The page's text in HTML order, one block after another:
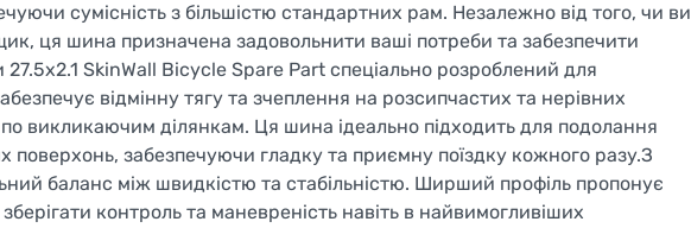
сумісність з більшістю стандартних рам. Незалежно від того, чи ви
ця шина призначена задовольнити ваші потреби та забезпечити
SkinWall Bicycle Spare Part спеціально розроблений для
відмінну тягу та зчеплення на розсипчастих та нерівних
викликаючим ділянкам. Ця шина ідеально підходить для подолання
поверхонь, забезпечуючи гладку та приємну поїздку кожного разу.З
баланс між швидкістю та стабільністю. Ширший профіль пропонує
контроль та маневреність навіть в найвимогливіших